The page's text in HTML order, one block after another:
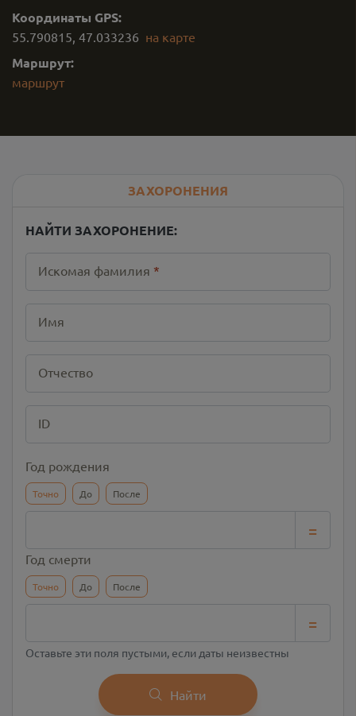
Координаты GPS:
55.790815, 47.033236 на карте
Маршрут:
маршрут
ЗАХОРОНЕНИЯ
НАЙТИ ЗАХОРОНЕНИЕ:
Искомая фамилия *
Имя
Отчество
ID
Год рождения
Точно До После
=
Год смерти
Точно До После
=
Оставьте эти поля пустыми, если даты неизвестны
Найти